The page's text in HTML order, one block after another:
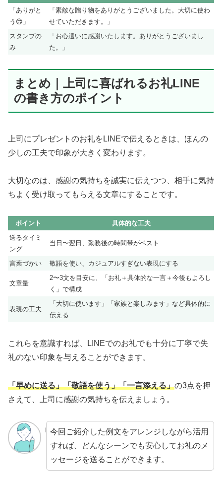
「ありがと
う😊」
「素敵な贈り物をありがとうございました。大切に使わ
せていただきます。」
スタンプの
み
「お心遣いに感謝いたします。ありがとうございまし
た。」
まとめ｜上司に喜ばれるお礼LINE
の書き方のポイント
上司にプレゼントのお礼をLINEで伝えるときは、ほんの
少しの工夫で印象が大きく変わります。
大切なのは、感謝の気持ちを誠実に伝えつつ、相手に気持
ちよく受け取ってもらえる文章にすることです。
ポイント
具体的な工夫
送るタイミ
ング
当日〜翌日、勤務後の時間帯がベスト
言葉づかい 敬語を使い、カジュアルすぎない表現にする
文章量
2〜3文を目安に、「お礼＋具体的な一言＋今後もよろし
く」で構成
表現の工夫
「大切に使います」「家族と楽しみます」など具体的に
伝える
これらを意識すれば、LINEでのお礼でも十分に丁寧で失
礼のない印象を与えることができます。
「早めに送る」「敬語を使う」「一言添える」の3点を押
さえて、上司に感謝の気持ちを伝えましょう。
今回ご紹介した例文をアレンジしながら活用
すれば、どんなシーンでも安心してお礼のメ
ッセージを送ることができます。